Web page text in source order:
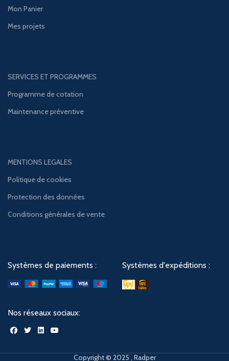
Mon Panier
Mes projets
SERVICES ET PROGRAMMES
Programme de cotation
Maintenance préventive
MENTIONS LEGALES
Politique de cookies
Protection des données
Conditions générales de vente
Systèmes de paiements : Systèmes d'expéditions :
Nos réseaux sociaux:
Copyright © 2025 , Radper